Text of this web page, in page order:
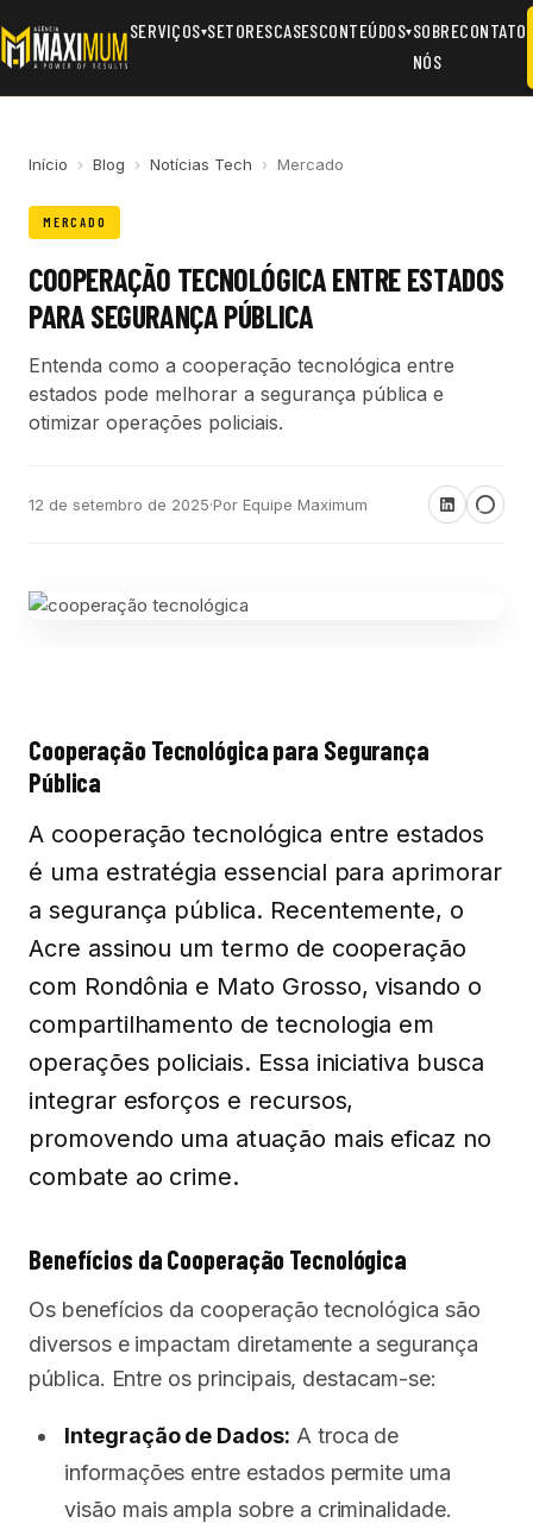
SERVIÇOS▾SETORESCASESCONTEÚDOS▾SOBRE
NÓS
CONTATO
Início › Blog › Notícias Tech › Mercado
MERCADO
COOPERAÇÃO TECNOLÓGICA ENTRE ESTADOS
PARA SEGURANÇA PÚBLICA
Entenda como a cooperação tecnológica entre
estados pode melhorar a segurança pública e
otimizar operações policiais.
12 de setembro de 2025·Por Equipe Maximum
Cooperação Tecnológica para Segurança
Pública
A cooperação tecnológica entre estados
é uma estratégia essencial para aprimorar
a segurança pública. Recentemente, o
Acre assinou um termo de cooperação
com Rondônia e Mato Grosso, visando o
compartilhamento de tecnologia em
operações policiais. Essa iniciativa busca
integrar esforços e recursos,
promovendo uma atuação mais eficaz no
combate ao crime.
Benefícios da Cooperação Tecnológica
Os benefícios da cooperação tecnológica são
diversos e impactam diretamente a segurança
pública. Entre os principais, destacam-se:
Integração de Dados: A troca de
informações entre estados permite uma
visão mais ampla sobre a criminalidade.